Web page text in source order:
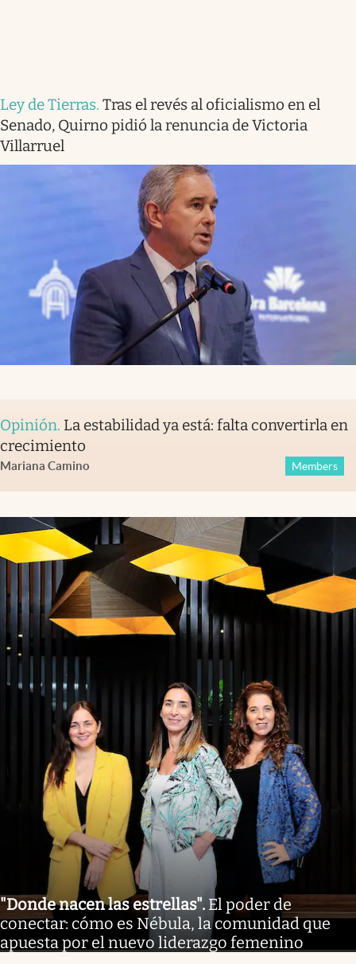
Ley de Tierras. Tras el revés al oficialismo en el
Senado, Quirno pidió la renuncia de Victoria
Villarruel
Opinión. La estabilidad ya está: falta convertirla en
crecimiento
Mariana Camino Members
"Donde nacen las estrellas". El poder de
conectar: cómo es Nébula, la comunidad que
apuesta por el nuevo liderazgo femenino